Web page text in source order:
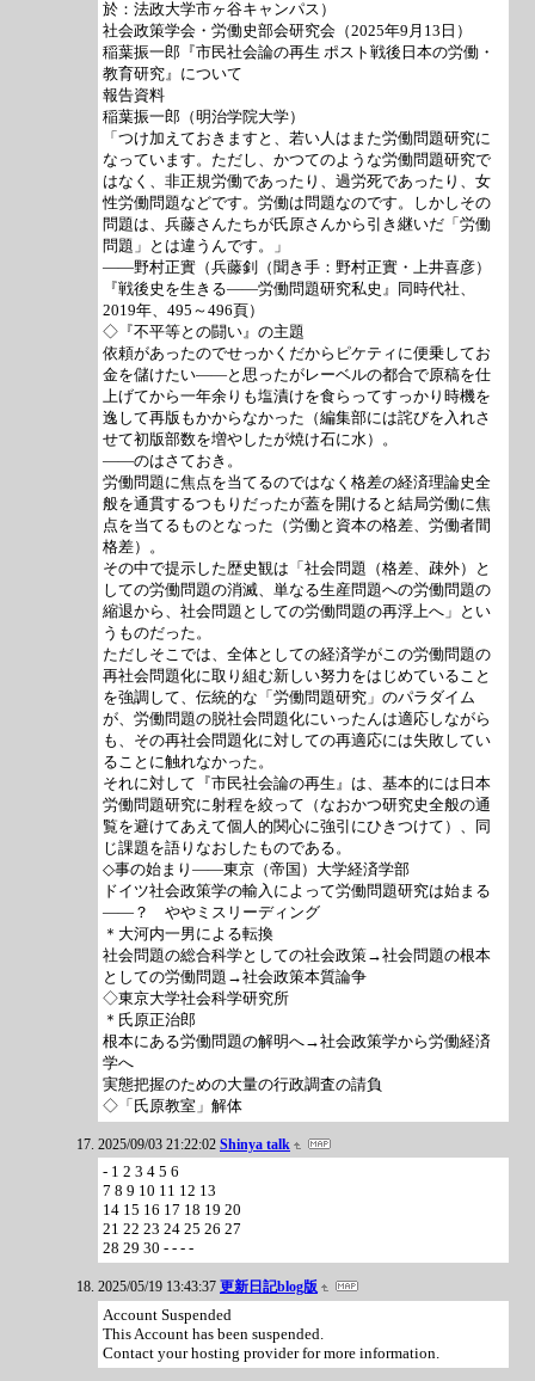
於：法政大学市ヶ谷キャンパス）
社会政策学会・労働史部会研究会（2025年9月13日）
稲葉振一郎『市民社会論の再生 ポスト戦後日本の労働・
教育研究』について
報告資料
稲葉振一郎（明治学院大学）
「つけ加えておきますと、若い人はまた労働問題研究に
なっています。ただし、かつてのような労働問題研究で
はなく、非正規労働であったり、過労死であったり、女
性労働問題などです。労働は問題なのです。しかしその
問題は、兵藤さんたちが氏原さんから引き継いだ「労働
問題」とは違うんです。」
――野村正實（兵藤釗（聞き手：野村正實・上井喜彦）
『戦後史を生きる――労働問題研究私史』同時代社、
2019年、495～496頁）
◇『不平等との闘い』の主題
依頼があったのでせっかくだからピケティに便乗してお
金を儲けたい――と思ったがレーベルの都合で原稿を仕
上げてから一年余りも塩漬けを食らってすっかり時機を
逸して再版もかからなかった（編集部には詫びを入れさ
せて初版部数を増やしたが焼け石に水）。
――のはさておき。
労働問題に焦点を当てるのではなく格差の経済理論史全
般を通貫するつもりだったが蓋を開けると結局労働に焦
点を当てるものとなった（労働と資本の格差、労働者間
格差）。
その中で提示した歴史観は「社会問題（格差、疎外）と
しての労働問題の消滅、単なる生産問題への労働問題の
縮退から、社会問題としての労働問題の再浮上へ」とい
うものだった。
ただしそこでは、全体としての経済学がこの労働問題の
再社会問題化に取り組む新しい努力をはじめていること
を強調して、伝統的な「労働問題研究」のパラダイム
が、労働問題の脱社会問題化にいったんは適応しながら
も、その再社会問題化に対しての再適応には失敗してい
ることに触れなかった。
それに対して『市民社会論の再生』は、基本的には日本
労働問題研究に射程を絞って（なおかつ研究史全般の通
覧を避けてあえて個人的関心に強引にひきつけて）、同
じ課題を語りなおしたものである。
◇事の始まり――東京（帝国）大学経済学部
ドイツ社会政策学の輸入によって労働問題研究は始まる
――？ ややミスリーディング
＊大河内一男による転換
社会問題の総合科学としての社会政策→社会問題の根本
としての労働問題→社会政策本質論争
◇東京大学社会科学研究所
＊氏原正治郎
根本にある労働問題の解明へ→社会政策学から労働経済
学へ
実態把握のための大量の行政調査の請負
◇「氏原教室」解体
2025/09/03 21:22:02 Shinya talk
- 1 2 3 4 5 6
7 8 9 10 11 12 13
14 15 16 17 18 19 20
21 22 23 24 25 26 27
28 29 30 - - - -
2025/05/19 13:43:37 更新日記blog版
Account Suspended
This Account has been suspended.
Contact your hosting provider for more information.